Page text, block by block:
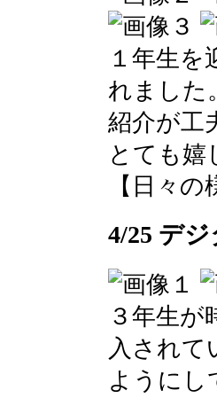
１年生
れました
紹介が工
とても嬉
【日々
4/25 デ
３年生が
入されて
ようにし